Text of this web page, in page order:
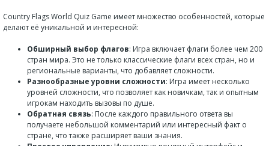
Country Flags World Quiz Game имеет множество особенностей, которые
делают её уникальной и интересной:
Обширный выбор флагов: Игра включает флаги более чем 200
стран мира. Это не только классические флаги всех стран, но и
региональные варианты, что добавляет сложности.
Разнообразные уровни сложности: Игра имеет несколько
уровней сложности, что позволяет как новичкам, так и опытным
игрокам находить вызовы по душе.
Обратная связь: После каждого правильного ответа вы
получаете небольшой комментарий или интересный факт о
стране, что также расширяет ваши знания.